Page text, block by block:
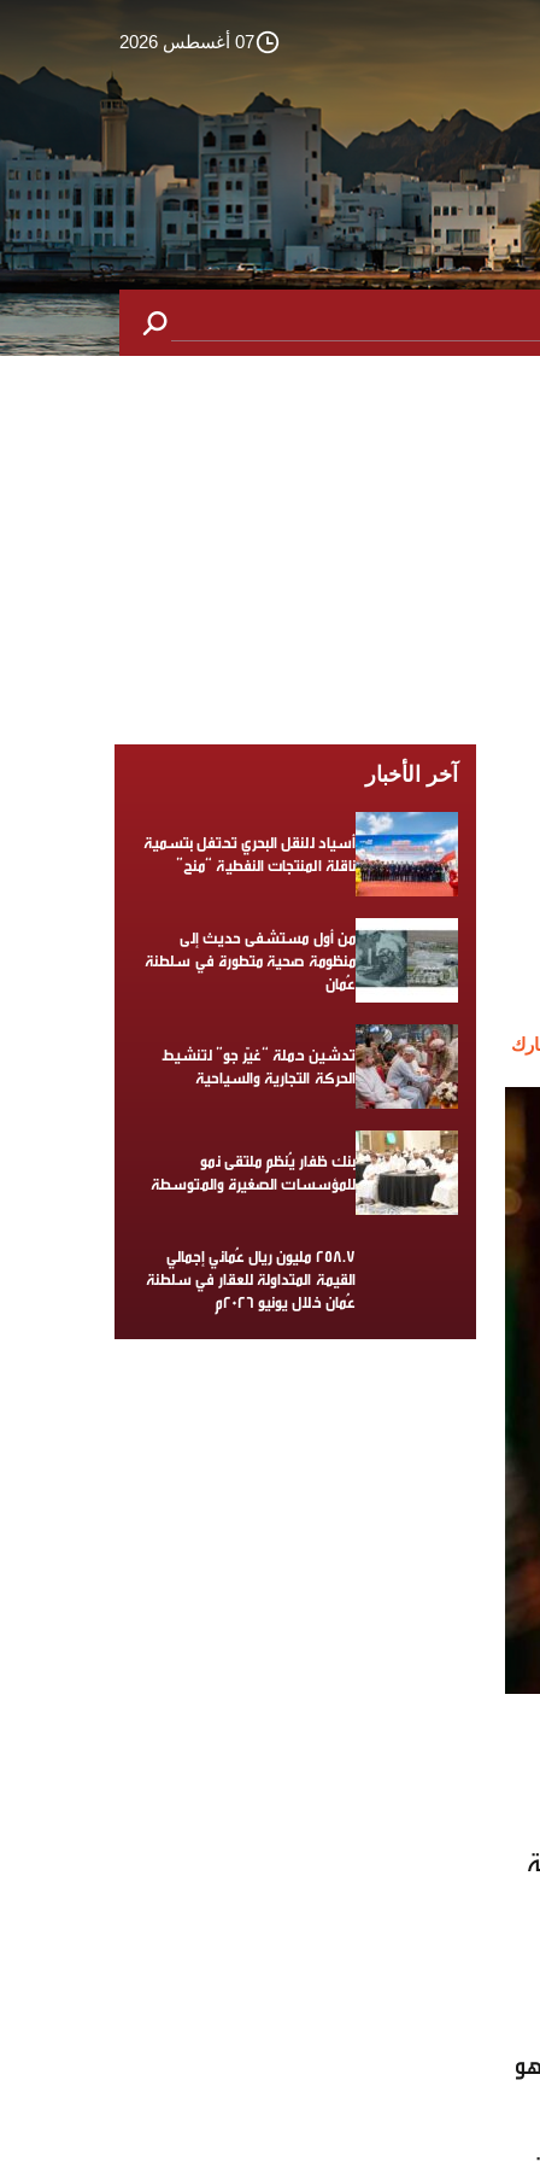
07 أغسطس 2026
آخر الأخبار
أسياد للنقل البحري تحتفل بتسمية
ناقلة المنتجات النفطية “منح”
من أول مستشفى حديث إلى
منظومة صحية متطورة في سلطنة
عُمان
تدشين حملة “غيّر جو” لتنشيط
الحركة التجارية والسياحية
بنك ظفار يُنظم ملتقى نمو
للمؤسسات الصغيرة والمتوسطة
258.7 مليون ريال عُماني إجمالي
القيمة المتداولة للعقار في سلطنة
عُمان خلال يونيو 2026م